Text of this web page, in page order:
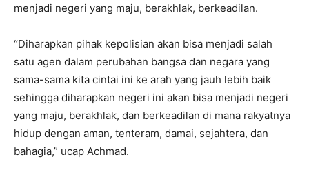
menjadi negeri yang maju, berakhlak, berkeadilan.
“Diharapkan pihak kepolisian akan bisa menjadi salah
satu agen dalam perubahan bangsa dan negara yang
sama-sama kita cintai ini ke arah yang jauh lebih baik
sehingga diharapkan negeri ini akan bisa menjadi negeri
yang maju, berakhlak, dan berkeadilan di mana rakyatnya
hidup dengan aman, tenteram, damai, sejahtera, dan
bahagia,” ucap Achmad.